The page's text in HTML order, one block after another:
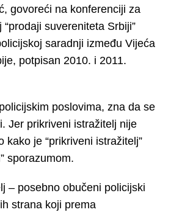
govoreći na konferenciji za
suvereniteta Srbiji”
saradnji između Vijeća
potpisan 2010. i 2011.
poslovima, zna da se
Jer prikriveni istražitelj nije
kako je “prikriveni istražitelj”
sporazumom.
– posebno obučeni policijski
strana koji prema